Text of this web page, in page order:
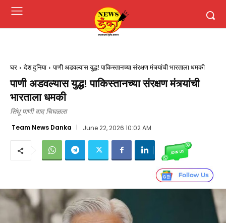
घर देश दुनिया पाणी अडवल्यास युद्ध! पाकिस्तानच्या संरक्षण मंत्र्यांची भारताला धमकी
पाणी अडवल्यास युद्ध! पाकिस्तानच्या संरक्षण मंत्र्यांची
भारताला धमकी
सिंधू पाणी वाद चिघळला
Team News Danka June 22, 2026 10:02 AM